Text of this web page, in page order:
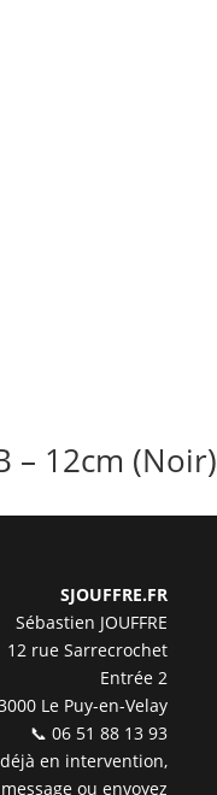
– 12cm (Noir)
SJOUFFRE.FR
Sébastien JOUFFRE
12 rue Sarrecrochet
Entrée 2
Le Puy-en-Velay
📞 06 51 88 13 93
en intervention,
ou envoyez